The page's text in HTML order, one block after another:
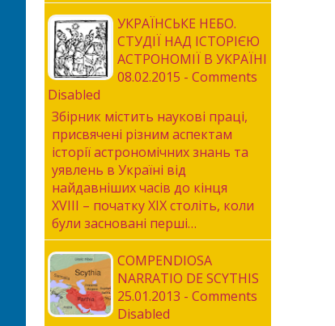
УКРАЇНСЬКЕ НЕБО.
СТУДІЇ НАД ІСТОРІЄЮ
АСТРОНОМІЇ В УКРАЇНІ
08.02.2015 - Comments
Disabled
Збірник містить наукові праці,
присвячені різним аспектам
історії астрономічних знань та
уявлень в Україні від
найдавніших часів до кінця
XVIII – початку XIX століть, коли
були засновані перші…
COMPENDIOSA
NARRATIO DE SCYTHIS
25.01.2013 - Comments
Disabled